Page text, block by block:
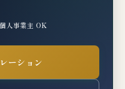
人事業主 OK
ーション